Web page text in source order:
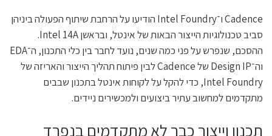
Cadence ו־Intel Foundry הודיעו על הרחבת שיתוף הפעולה ביניהן
סביב טכנולוגיות הייצור הבאות של אינטל, ובראשן Intel 14A.
ההסכם, שנפרש על פני כמה שנים, נועד לחבר בין כלי התכנון, ה־EDA
וה־Design IP של Cadence לבין פיתוח תהליך הייצור והאריזה של
Intel Foundry, כדי להקל על לקוחות אינטל בתכנון שבבים
מתקדמים למחשוב עתיר ביצועים ולמכשירים ניידים.
תכנון וייצור כבר לא מתקדמים בנפרד